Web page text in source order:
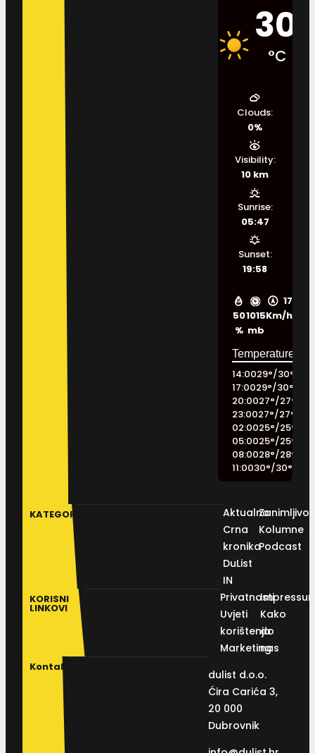
30
°C
50
%
1015
mb
17
Km/h
Clouds:
0%
Visibility:
10 km
Sunrise:
05:47
Sunset:
19:58
14:0029°/30°
17:0029°/30°
20:0027°/27°
23:0027°/27°
02:0025°/25°
05:0025°/25°
08:0028°/28°
11:0030°/30°
KATEGORIJE
Aktualno
Crna
kronika
DuList
IN
Kolumne
Podcast
KORISNI
LINKOVI
Privatnosti
Uvjeti
korištenja
Marketing
Kako
do
nas
Kontakt
dulist d.o.o.
Ćira Carića 3,
20 000
Dubrovnik